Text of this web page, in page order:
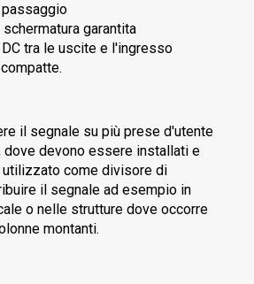
garantita
tra le uscite e l'ingresso
il segnale su più prese d'utente
dove devono essere installati e
come divisore di
il segnale ad esempio in
o nelle strutture dove occorre
montanti.